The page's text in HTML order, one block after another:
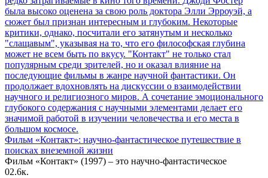
Фильм «Контакт»: научно-фантастическое путешествие в
поисках внеземной жизни
Фильм «Контакт» (1997) – это научно-фантастическое
02.6к.